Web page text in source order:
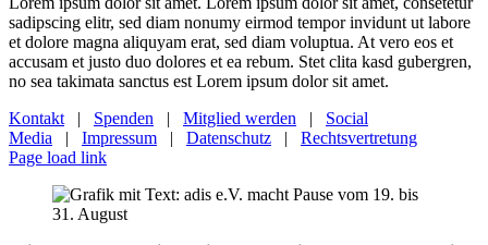
sadipscing elitr, sed diam nonumy eirmod tempor invidunt ut labore
et dolore magna aliquyam erat, sed diam voluptua. At vero eos et
accusam et justo duo dolores et ea rebum. Stet clita kasd gubergren,
no sea takimata sanctus est Lorem ipsum dolor sit amet.
Kontakt | Spenden | Mitglied werden | Social
Media | Impressum | Datenschutz | Rechtsvertretung
Page load link